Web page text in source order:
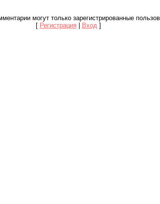
могут только зарегистрированные
[ Регистрация Вход ]